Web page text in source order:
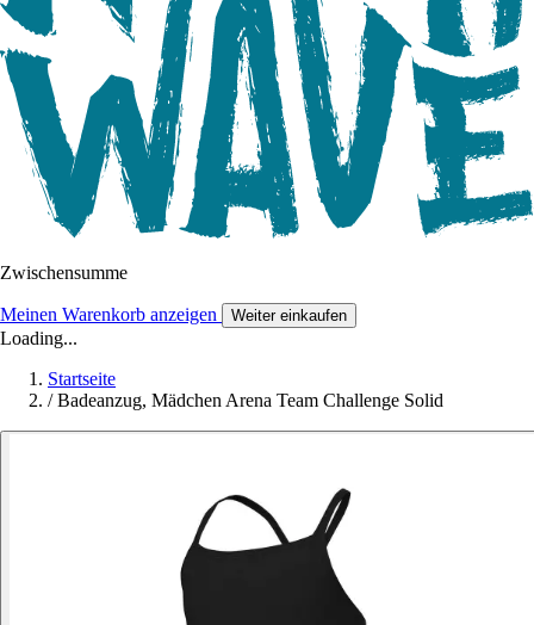
Zwischensumme
Meinen Warenkorb anzeigen Weiter einkaufen
Loading...
Startseite
/ Badeanzug, Mädchen Arena Team Challenge Solid